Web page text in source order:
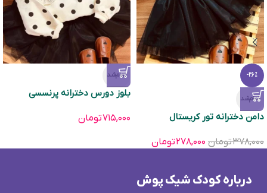
-26%
تمام‌شد
دامن دخترانه تور كریستال
۳۷۸,۰۰۰تومان ۲۷۸,۰۰۰تومان
تمام‌شد
بلوز دورس دخترانه پرنسسی
۷۱۵,۰۰۰تومان
درباره کودک شیک پوش